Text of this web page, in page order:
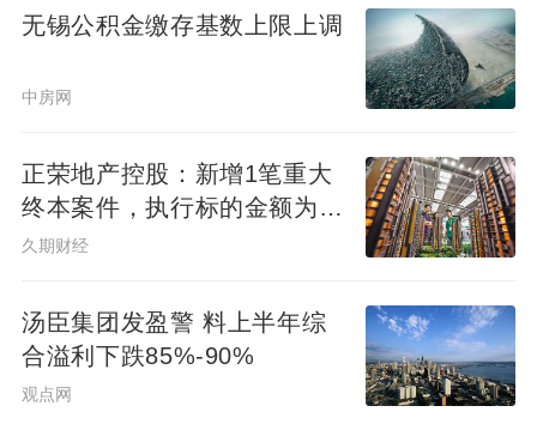
3）上海首创“贴膜交付”与“白手套交付”，以
无锡公积金缴存基数上限上调
中房网
正荣地产控股：新增1笔重大
终本案件，执行标的金额为
4.73亿元
久期财经
汤臣集团发盈警 料上半年综
合溢利下跌85%-90%
观点网